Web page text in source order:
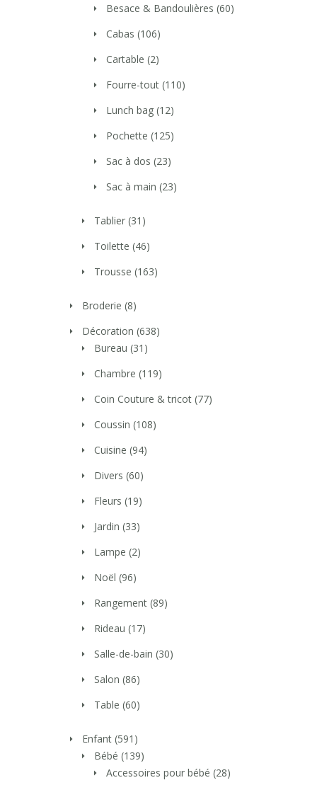
Besace & Bandoulières (60)
Cabas (106)
Cartable (2)
Fourre-tout (110)
Lunch bag (12)
Pochette (125)
Sac à dos (23)
Sac à main (23)
Tablier (31)
Toilette (46)
Trousse (163)
Broderie (8)
Décoration (638)
Bureau (31)
Chambre (119)
Coin Couture & tricot (77)
Coussin (108)
Cuisine (94)
Divers (60)
Fleurs (19)
Jardin (33)
Lampe (2)
Noël (96)
Rangement (89)
Rideau (17)
Salle-de-bain (30)
Salon (86)
Table (60)
Enfant (591)
Bébé (139)
Accessoires pour bébé (28)